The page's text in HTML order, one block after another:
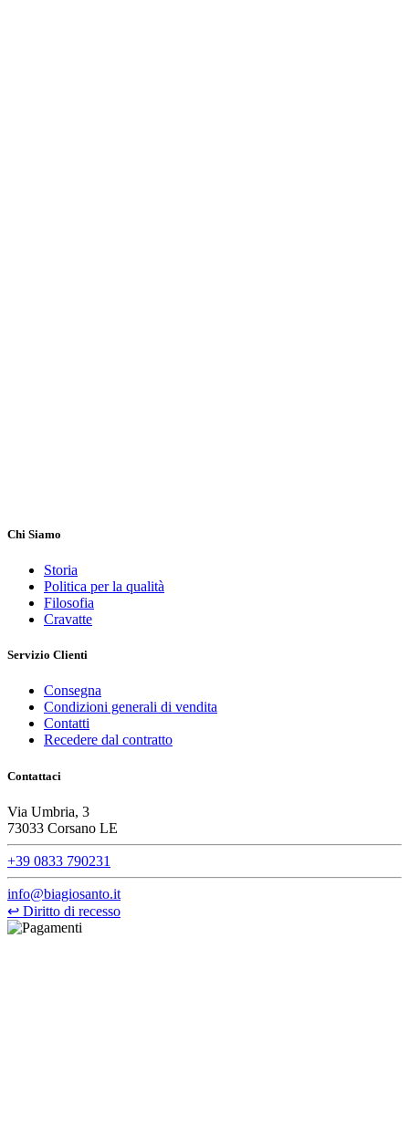
Chi Siamo
Storia
Politica per la qualità
Filosofia
Cravatte
Servizio Clienti
Consegna
Condizioni generali di vendita
Contatti
Recedere dal contratto
Contattaci
Via Umbria, 3
73033 Corsano LE
+39 0833 790231
info@biagiosanto.it
↩ Diritto di recesso